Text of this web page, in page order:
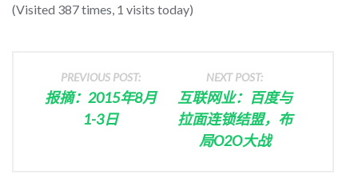
(Visited 387 times, 1 visits today)
PREVIOUS POST:
报摘：2015年8月
1-3日
NEXT POST:
互联网业：百度与
拉面连锁结盟，布
局O2O大战